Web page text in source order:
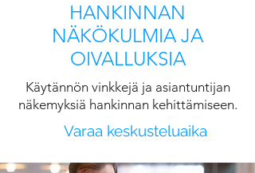
HANKINNAN
NÄKÖKULMIA JA
OIVALLUKSIA
Käytännön vinkkejä ja asiantuntijan
näkemyksiä hankinnan kehittämiseen.
Varaa keskusteluaika